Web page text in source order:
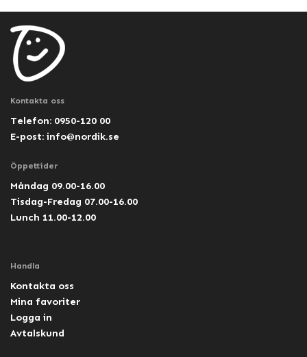
Kontakta oss
Telefon: 0950-120 00
E-post: info@nordik.se
Öppettider
Måndag 09.00-16.00
Tisdag-Fredag 07.00-16.00
Lunch 11.00-12.00
Handla
Kontakta oss
Mina favoriter
Logga in
Avtalskund